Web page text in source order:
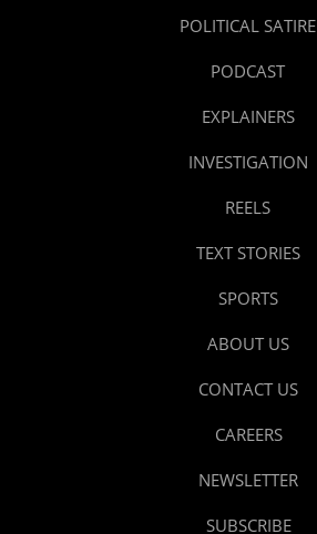
POLITICAL SATIRE
PODCAST
EXPLAINERS
INVESTIGATION
REELS
TEXT STORIES
SPORTS
ABOUT US
CONTACT US
CAREERS
NEWSLETTER
SUBSCRIBE